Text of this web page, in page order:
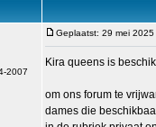
2007
Geplaatst: 29 mei
Kira queens is
om ons forum te
dames die